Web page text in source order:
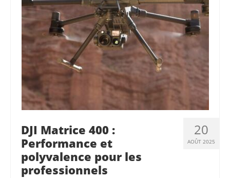
20
AOÛT 2025
DJI Matrice 400 :
Performance et
polyvalence pour les
professionnels